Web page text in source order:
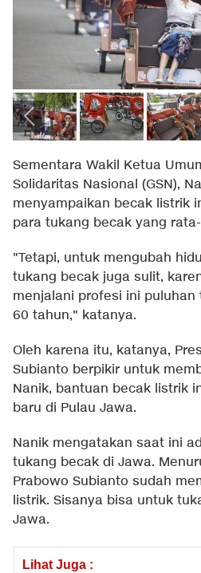
Sementara Wakil Ketua
Solidaritas Nasional (GSN),
menyampaikan becak listrik
para tukang becak yang
"Tetapi, untuk mengubah
tukang becak juga sulit,
menjalani profesi ini puluhan
60 tahun," katanya.
Oleh karena itu, katanya,
Subianto berpikir untuk
Nanik, bantuan becak listrik
baru di Pulau Jawa.
Nanik mengatakan saat ini
tukang becak di Jawa.
Prabowo Subianto sudah
listrik. Sisanya bisa untuk
Jawa.
Lihat Juga :